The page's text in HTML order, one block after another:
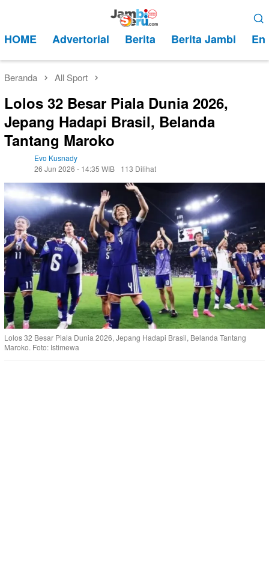
kontenMobile
HOME Advertorial Berita Berita Jambi
Beranda All Sport
Lolos 32 Besar Piala Dunia 2026,
Jepang Hadapi Brasil, Belanda
Tantang Maroko
Evo Kusnady
26 Jun 2026 - 14:35 WIB
113 Dilihat
Lolos 32 Besar Piala Dunia 2026, Jepang Hadapi Brasil, Belanda Tantang
Maroko. Foto: Istimewa